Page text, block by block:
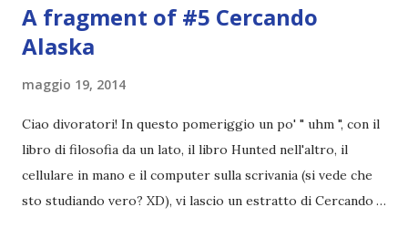
A fragment of #5 Cercando
Alaska
maggio 19, 2014
Ciao divoratori! In questo pomeriggio un po' " uhm ", con il
libro di filosofia da un lato, il libro Hunted nell'altro, il
cellulare in mano e il computer sulla scrivania (si vede che
sto studiando vero? XD), vi lascio un estratto di Cercando